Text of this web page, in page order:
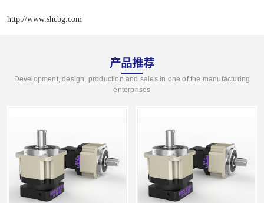
http://www.shcbg.com
产品推荐
Development, design, production and sales in one of the manufacturing
enterprises